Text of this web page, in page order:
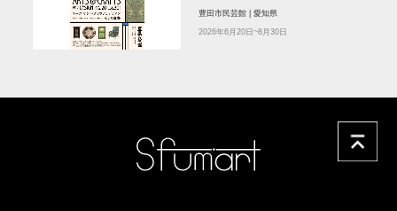
豊田市民芸館 | 愛知県
2026年6月20日~8月30日